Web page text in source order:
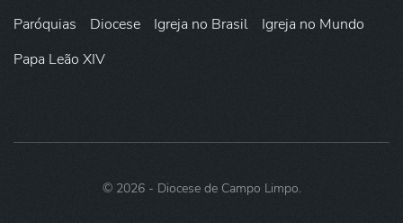
Paróquias Diocese Igreja no Brasil
Igreja no Mundo
Papa Leão XIV
© 2026- Diocese de Campo Limpo.